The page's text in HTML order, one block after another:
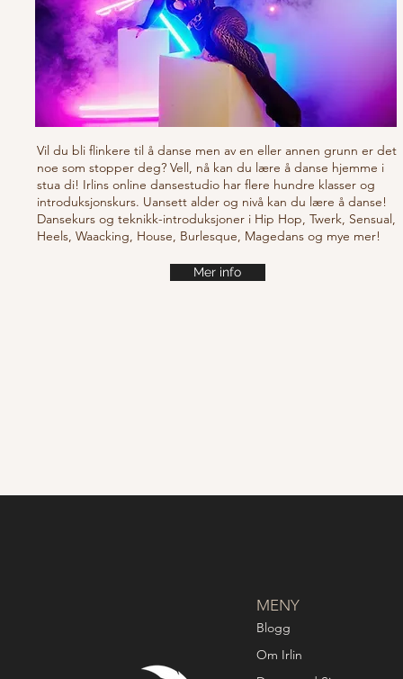
Vil du bli flinkere til å danse men av en eller annen grunn er det
noe som stopper deg? Vell, nå kan du lære å danse hjemme i
stua di! Irlins online dansestudio har flere hundre klasser og
introduksjonskurs. Uansett alder og nivå kan du lære å danse!
Dansekurs og teknikk-introduksjoner i Hip Hop, Twerk, Sensual,
Heels, Waacking, House, Burlesque, Magedans og mye mer!
Mer info
MENY
Blogg
Om Irlin